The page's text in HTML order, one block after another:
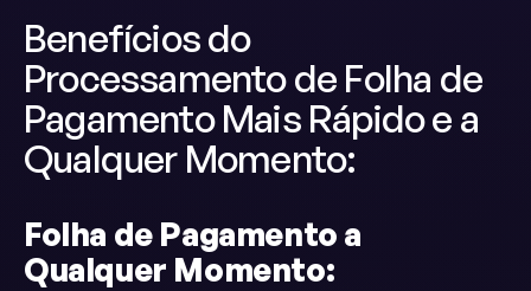
Benefícios do
Processamento de Folha de
Pagamento Mais Rápido e a
Qualquer Momento:
Folha de Pagamento a
Qualquer Momento: